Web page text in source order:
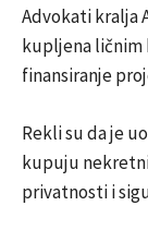
Advokati kralja
kupljena ličnim
finansiranje
Rekli su da je
kupuju
privatnosti i